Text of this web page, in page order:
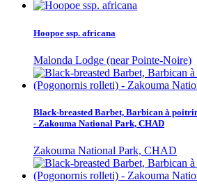
Hoopoe ssp. africana
Malonda Lodge (near Pointe-Noire)
Black-breasted Barbet, Barbican à
- Zakouma National Park, CHAD
Zakouma National Park, CHAD